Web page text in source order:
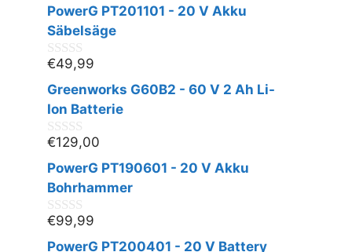
PowerG PT201101 - 20 V Akku
Säbelsäge
0
v
o
n
€49,99
Greenworks G60B2 - 60 V 2 Ah Li-
Ion Batterie
0
v
o
n
€129,00
PowerG PT190601 - 20 V Akku
Bohrhammer
0
v
€99,99
PowerG PT200401 - 20 V Battery